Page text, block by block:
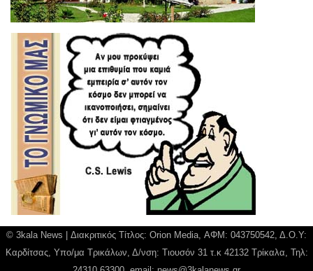
© 3kala News | Διακριτικός Τίτλος: Orion Media, ΑΦΜ: 043750542, Δ.Ο.Υ:
Καρδίτσας, Υπο/μα Τρικάλων, Δ/νση: Τιουσόν 31 τ.κ 42132 Τρίκαλα, Τηλ: